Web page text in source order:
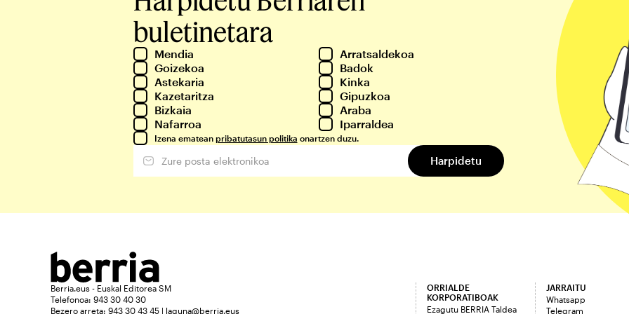
buletinetara
Mendia
Arratsaldekoa
Goizekoa
Badok
Astekaria
Kinka
Kazetaritza
Gipuzkoa
Bizkaia
Araba
Nafarroa
Iparraldea
Izena ematean pribatutasun politika onartzen duzu.
Berria.eus - Euskal Editorea SM
Telefonoa: 943 30 40 30
Bezero arreta: 943 30 43 45 | laguna@berria.eus
ORRIALDE
KORPORATIBOAK
Ezagutu BERRIA Taldea
JARRAITU
Whatsapp
Telegram